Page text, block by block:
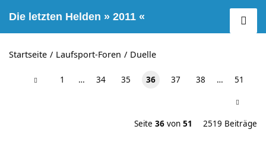
Die letzten Helden » 2011 «
Startseite Laufsport-Foren Duelle
1 … 34 35 36 37 38 … 51
Seite 36 von 51 2519 Beiträge